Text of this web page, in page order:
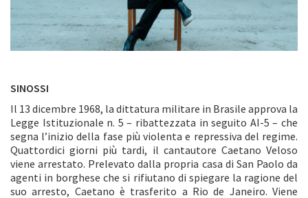
SINOSSI
Il 13 dicembre 1968, la dittatura militare in Brasile approva la
Legge Istituzionale n. 5 – ribattezzata in seguito AI-5 – che
segna l’inizio della fase più violenta e repressiva del regime.
Quattordici giorni più tardi, il cantautore Caetano Veloso
viene arrestato. Prelevato dalla propria casa di San Paolo da
agenti in borghese che si rifiutano di spiegare la ragione del
suo arresto, Caetano è trasferito a Rio de Janeiro. Viene